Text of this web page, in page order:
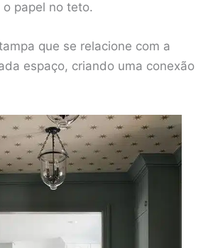
papel no teto.
que se relacione com a
espaço, criando uma conexão